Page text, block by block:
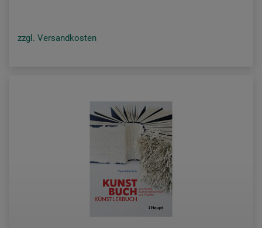
zzgl. Versandkosten